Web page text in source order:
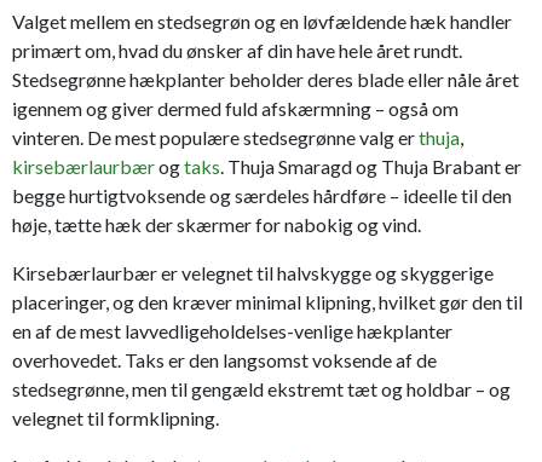
Valget mellem en stedsegrøn og en løvfældende hæk handler
primært om, hvad du ønsker af din have hele året rundt.
Stedsegrønne hækplanter beholder deres blade eller nåle året
igennem og giver dermed fuld afskærmning – også om
vinteren. De mest populære stedsegrønne valg erthuja,
kirsebærlaurbærogtaks. Thuja Smaragd og Thuja Brabant er
begge hurtigtvoksende og særdeles hårdføre – ideelle til den
høje, tætte hæk der skærmer for nabokig og vind.
Kirsebærlaurbær er velegnet til halvskygge og skyggerige
placeringer, og den kræver minimal klipning, hvilket gør den til
en af de mest lavvedligeholdelses-venlige hækplanter
overhovedet. Taks er den langsomst voksende af de
stedsegrønne, men til gengæld ekstremt tæt og holdbar – og
velegnet til formklipning.